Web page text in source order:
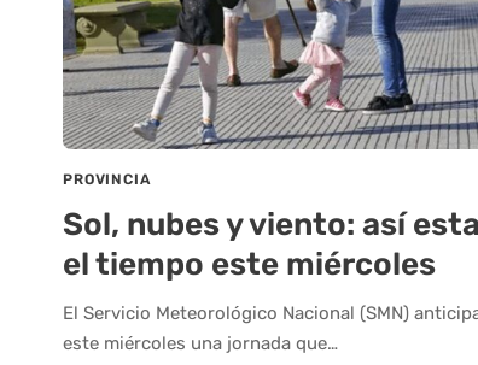
PROVINCIA
Sol, nubes y viento: así
el tiempo este miércoles
El Servicio Meteorológico Nacional (SMN)
este miércoles una jornada que…